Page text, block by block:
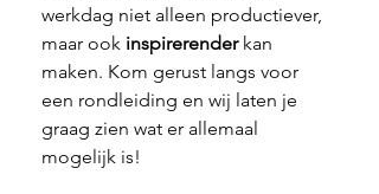
werkdag niet alleen productiever,
maar ook inspirerender kan
maken. Kom gerust langs voor
een rondleiding en wij laten je
graag zien wat er allemaal
mogelijk is!